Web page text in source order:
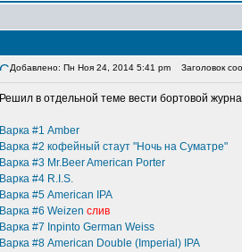
Добавлено: Пн Ноя 24, 2014 5:41 pm Заголовок
Решил в отдельной теме вести бортовой
Варка #1 Amber
Варка #2 кофейный стаут "Ночь на Суматре"
Варка #3 Mr.Beer American Porter
Варка #4 R.I.S.
Варка #5 American IPA
Варка #6 Weizen слив
Варка #7 Inpinto German Weiss
Варка #8 American Double (Imperial) IPA